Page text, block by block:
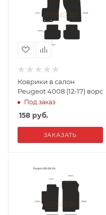
Коврики в салон
Peugeot 4008 (12-17) ворс
Под заказ
158 руб.
ЗАКАЗАТЬ